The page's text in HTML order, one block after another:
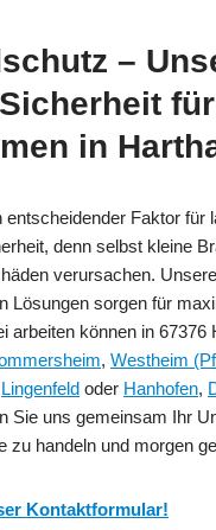
–
für
in
entscheidender Faktor für
denn selbst kleine
verursachen. Unsere
Lösungen sorgen für
arbeiten können in 67376
, Westheim
Lingenfeld oder Hanhofen,
Sie uns gemeinsam Ihr
zu handeln und morgen
Kontaktformular!